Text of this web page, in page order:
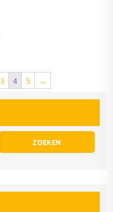
3 4 5 →